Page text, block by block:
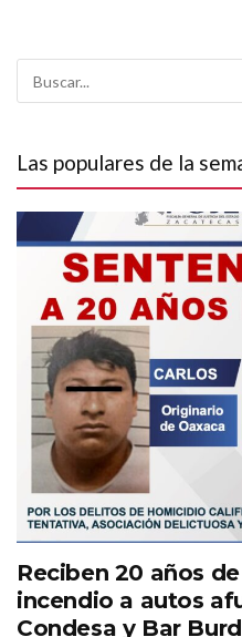
Las populares de la
Reciben 20 años
incendio a autos
Condesa y Bar